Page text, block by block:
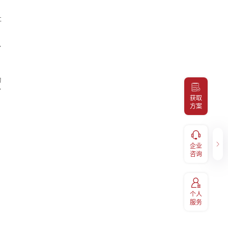
获取
方案
企业
咨询
个人
服务